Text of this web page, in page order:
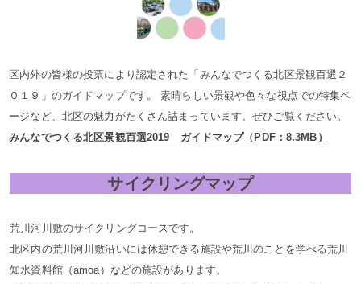
区内外の皆様の投票により認定された「みんなでつくる北区景観百選２
０１９」のガイドマップです。 素晴らしい景観や色々な視点での特集ペ
ージなど、北区の魅力がたくさん詰まっています。ぜひご覧ください。
みんなでつくる北区景観百選2019 ガイドマップ（PDF：8.3MB）
サイクリングマップ
荒川河川敷のサイクリングコースです。
北区内の荒川河川敷沿いには休憩できる施設や荒川のことを学べる荒川
知水資料館（amoa）などの施設があります。